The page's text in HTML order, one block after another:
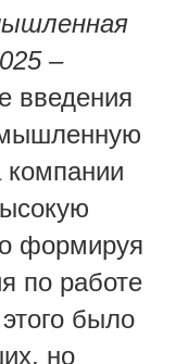
–
введения
компании
формируя
по работе
было
но